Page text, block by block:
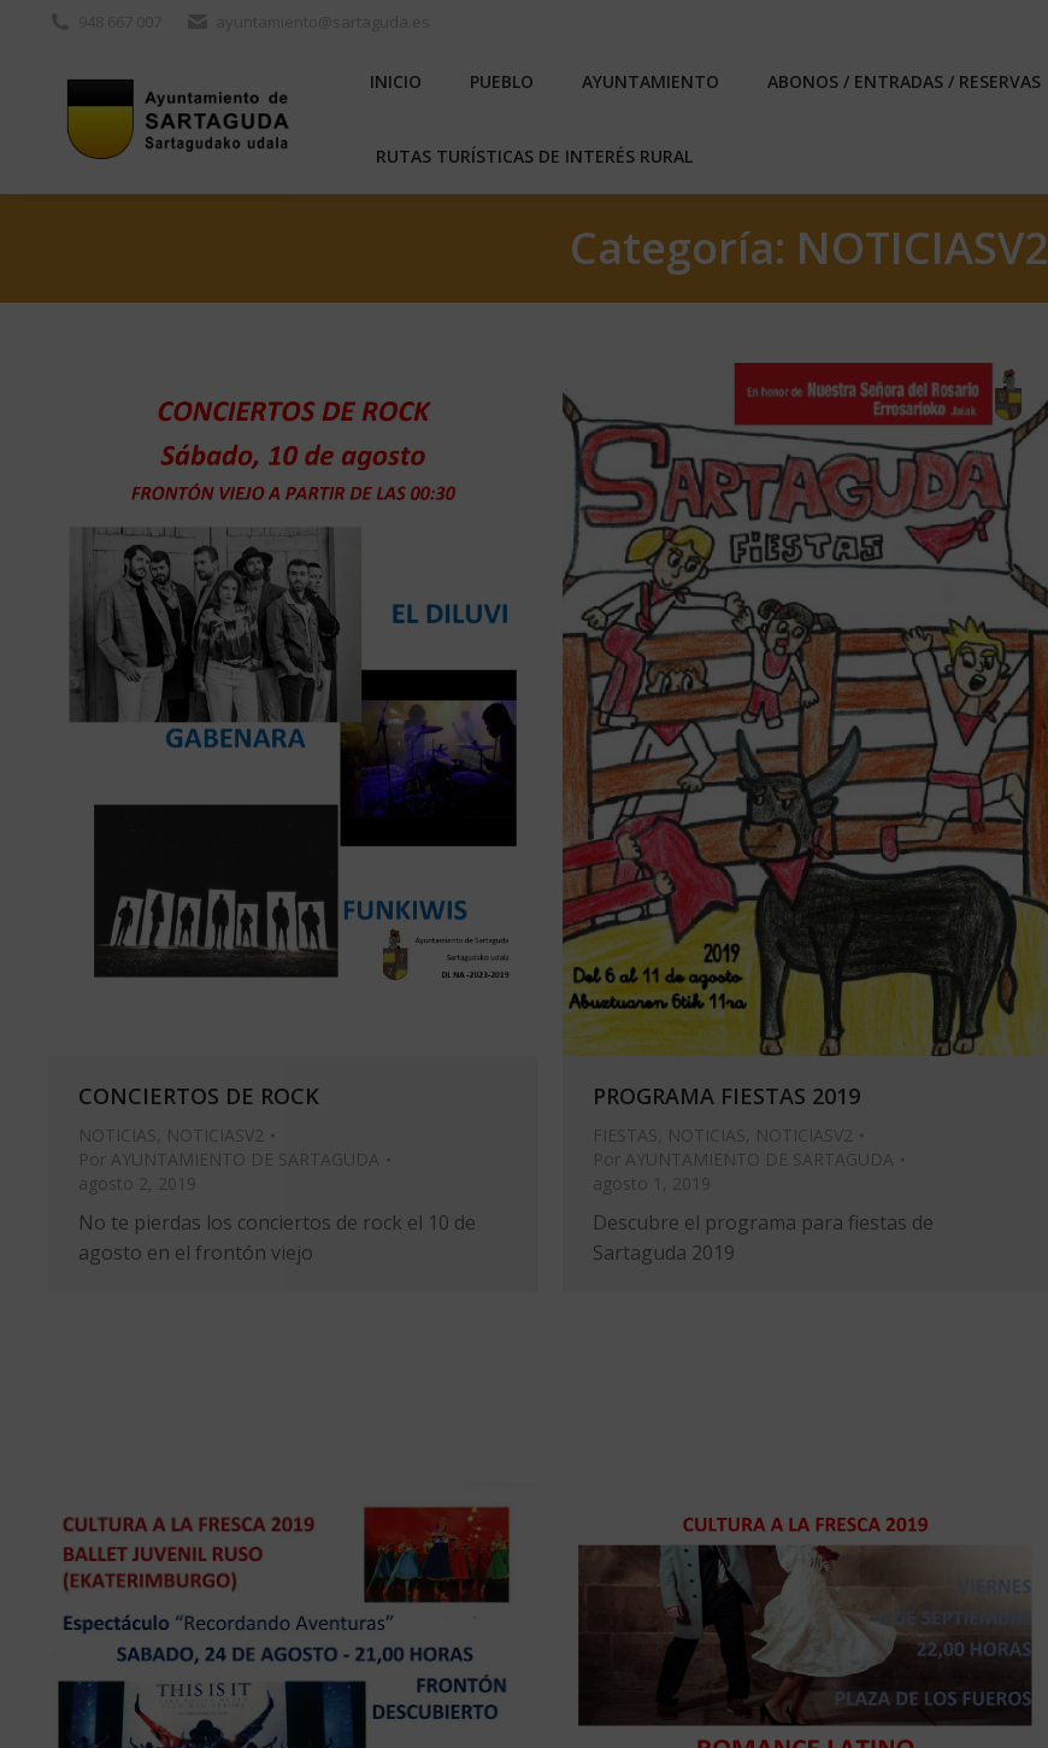
INICIO PUEBLO AYUNTAMIENTO ABONOS / ENTRADAS / RESERVAS
RUTAS TURÍSTICAS DE INTERÉS RURAL
Categoría: NOTICIASV2
CONCIERTOS DE ROCK
NOTICIAS, NOTICIASV2
Por AYUNTAMIENTO DE SARTAGUDA
agosto 2, 2019
No te pierdas los conciertos de rock el 10 de
agosto en el frontón viejo
PROGRAMA FIESTAS 2019
FIESTAS, NOTICIAS, NOTICIASV2
Por AYUNTAMIENTO DE SARTAGUDA
agosto 1, 2019
Descubre el programa para fiestas de
Sartaguda 2019